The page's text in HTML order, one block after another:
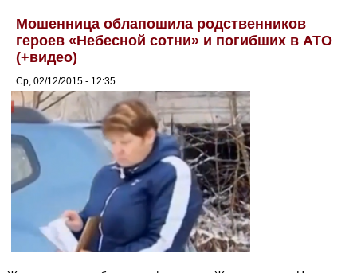
Мошенница облапошила родственников
героев «Небесной сотни» и погибших в АТО
(+видео)
Ср, 02/12/2015 - 12:35